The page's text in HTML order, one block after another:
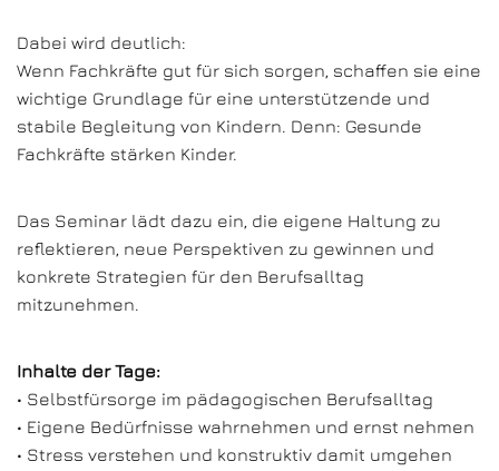
Dabei wird deutlich:
Wenn Fachkräfte gut für sich sorgen, schaffen sie eine
wichtige Grundlage für eine unterstützende und
stabile Begleitung von Kindern. Denn: Gesunde
Fachkräfte stärken Kinder.
Das Seminar lädt dazu ein, die eigene Haltung zu
reflektieren, neue Perspektiven zu gewinnen und
konkrete Strategien für den Berufsalltag
mitzunehmen.
Inhalte der Tage:
• Selbstfürsorge im pädagogischen Berufsalltag
• Eigene Bedürfnisse wahrnehmen und ernst nehmen
• Stress verstehen und konstruktiv damit umgehen